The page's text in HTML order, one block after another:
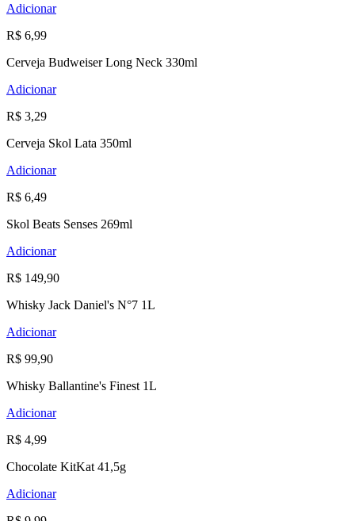
Adicionar
R$ 6,99
Cerveja Budweiser Long Neck 330ml
Adicionar
R$ 3,29
Cerveja Skol Lata 350ml
Adicionar
R$ 6,49
Skol Beats Senses 269ml
Adicionar
R$ 149,90
Whisky Jack Daniel's N°7 1L
Adicionar
R$ 99,90
Whisky Ballantine's Finest 1L
Adicionar
R$ 4,99
Chocolate KitKat 41,5g
Adicionar